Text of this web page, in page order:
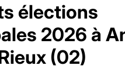
élections
2026 à
(02)